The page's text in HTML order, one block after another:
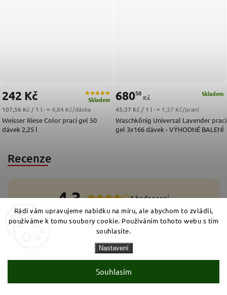
Rádi vám upravujeme nabídku na míru, ale abychom to zvládli,
používáme k tomu soubory cookie. Používáním tohoto webu s tím
souhlasíte.
Nastavení
Souhlasím
Weisser Riese Color prací gel 50
dávek 2,25 l
Skladem
242 Kč
Měrná cena:
107,56 Kč / 1 l · ≈ 4,84 Kč/dávka
Waschkönig Universal Lavender prací
gel 3x166 dávek - VÝHODNÉ BALENÍ
Skladem
68050
Kč
Měrná cena:
45,37 Kč / 1 l · ≈ 1,37 Kč/praní
Recenze
4,3 6 hodnocení
5 4x
Přidat hodnocení